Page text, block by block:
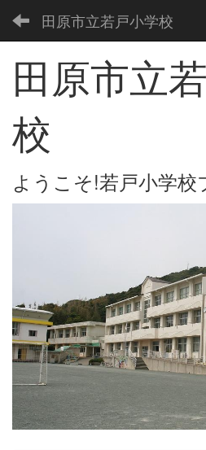
田原市立若戸小学校
田原市立
校
ようこそ!若戸小学校